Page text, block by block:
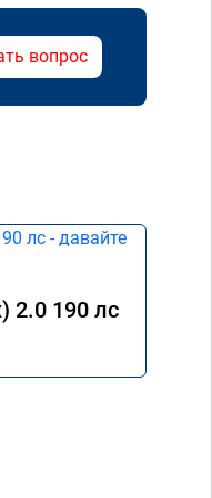
вопрос
2.0 190 лс